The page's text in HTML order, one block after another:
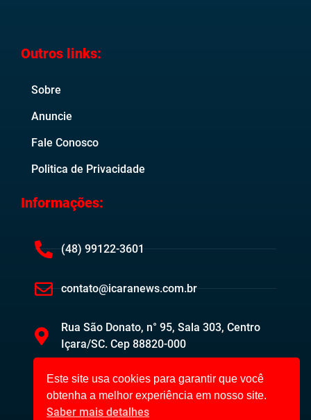
Outros links:
Sobre
Anuncie
Fale Conosco
Politica de Privacidade
Informações:
(48) 99122-3601
contato@icaranews.com.br
Rua São Donato, n° 95, Sala 303, Centro
Içara/SC. Cep 88820-000
Este site usa cookies para garantir que você
obtenha a melhor experiência em nosso site.
Saber mais detalhes